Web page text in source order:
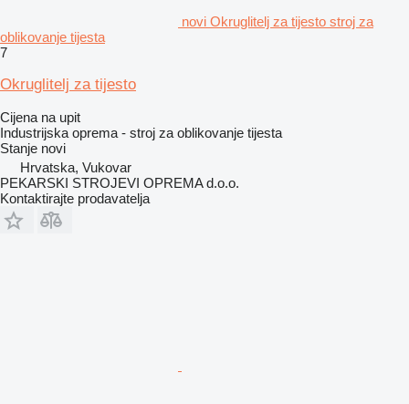
novi Okruglitelj za tijesto stroj za
oblikovanje tijesta
7
Okruglitelj za tijesto
Cijena na upit
Industrijska oprema - stroj za oblikovanje tijesta
Stanje novi
Hrvatska, Vukovar
PEKARSKI STROJEVI OPREMA d.o.o.
Kontaktirajte prodavatelja